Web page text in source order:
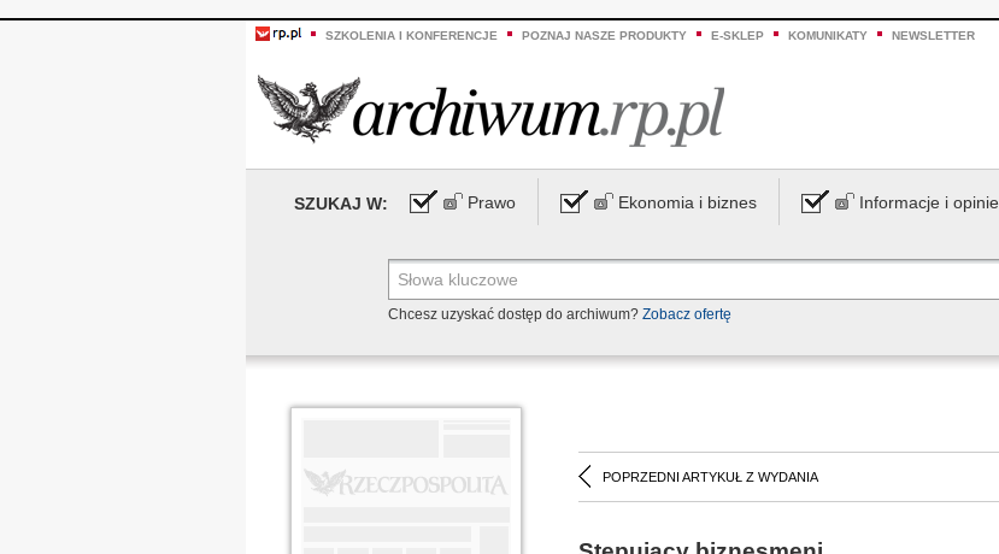
SZKOLENIA I KONFERENCJE POZNAJ NASZE PRODUKTY E-SKLEP KOMUNIKATY NEWSLETTER
SZUKAJ W: Prawo Ekonomia i biznes Informacje i opinie
Chcesz uzyskać dostęp do archiwum? Zobacz ofertę
POPRZEDNI ARTYKUŁ Z WYDANIA